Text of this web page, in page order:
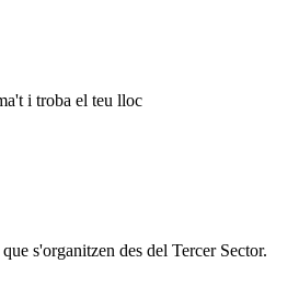
i troba el teu lloc
s'organitzen des del Tercer Sector.